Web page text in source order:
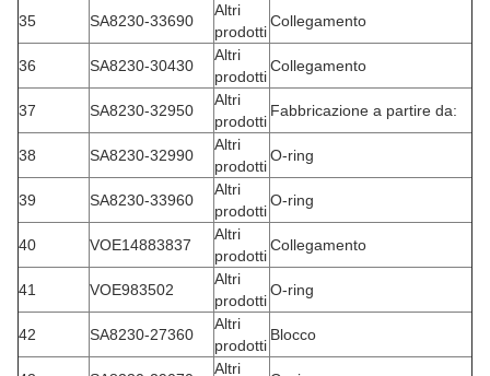
35 SA8230-33690
Altri
prodotti
Collegamento
36 SA8230-30430
Altri
prodotti
Collegamento
37 SA8230-32950
Altri
prodotti
Fabbricazione a partire da:
38 SA8230-32990
Altri
prodotti
O-ring
39 SA8230-33960
Altri
prodotti
O-ring
40 VOE14883837
Altri
prodotti
Collegamento
41 VOE983502
Altri
prodotti
O-ring
42 SA8230-27360
Altri
prodotti
Blocco
Altri